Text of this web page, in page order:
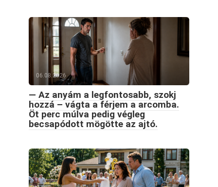
06.08.2026
— Az anyám a legfontosabb, szokj
hozzá – vágta a férjem a arcomba.
Öt perc múlva pedig végleg
becsapódott mögötte az ajtó.